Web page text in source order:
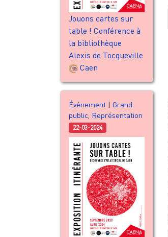
Jouons cartes sur
table ! Conférence à
la bibliothèque
Alexis de Tocqueville
Caen
Événement | Grand
public Représentation
22-03-2024